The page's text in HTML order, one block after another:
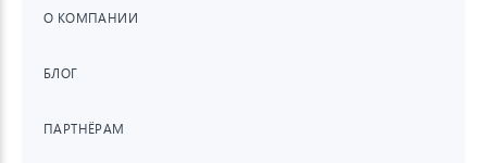
О КОМПАНИИ
БЛОГ
ПАРТНЁРАМ